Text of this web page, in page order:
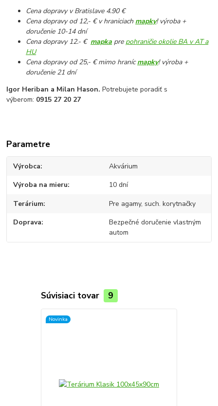
Cena dopravy v Bratislave 4.90 €
Cena dopravy od 12,- € v hraniciach mapky! výroba +
doručenie 10-14 dní
Cena dopravy 12.- € mapka pre pohraničie okolie BA v AT a
HU
Cena dopravy od 25,- € mimo hranícmapky! výroba +
doručenie 21 dní
Igor Heriban a Milan Hason.Potrebujete poradiť s
výberom: 0915 27 20 27
Parametre
Výrobca Akvárium
Výroba na mieru 10 dní
Terárium Pre agamy, such. korytnačky
Doprava
Bezpečné doručenie vlastným
autom
Súvisiaci tovar 9
Novinka